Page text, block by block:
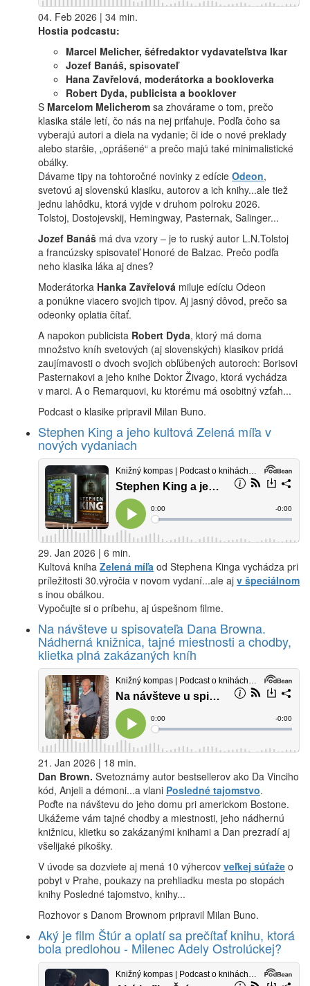
04. Feb 2026 | 34 min.
Hostia podcastu:
Marcel Melicher, šéfredaktor vydavateľstva Ikar
Jozef Banáš, spisovateľ
Hana Zavřelová, moderátorka a bookloverka
Robert Dyda, publicista a booklover
S Marcelom Melicherom sa zhovárame o tom, prečo
klasika stále letí, čo nás na nej priťahuje. Podľa čoho sa
vyberajú autori a diela na vydanie; či ide o nové preklady
alebo staršie, „oprášené“ a prečo majú také minimalistické
obálky.
Dávame tipy na tohtoročné novinky z edície Odeon,
svetovú aj slovenskú klasiku, autorov a ich knihy...ale tiež
jednu lahôdku, ktorá vyjde v druhom polroku 2026.
Tolstoj, Dostojevskij, Hemingway, Pasternak, Salinger...
Jozef Banáš má dva vzory – je to ruský autor L.N.Tolstoj
a francúzsky spisovateľ Honoré de Balzac. Prečo podľa
neho klasika láka aj dnes?
Moderátorka Hanka Zavřelová miluje edíciu Odeon
a ponúkne viacero svojich tipov. Aj jasný dôvod, prečo sa
odeonky oplatia čítať.
A napokon publicista Robert Dyda, ktorý má doma
množstvo kníh svetových (aj slovenských) klasikov pridá
zaujímavosti o dvoch svojich obľúbených autoroch: Borisovi
Pasternakovi a jeho knihe Doktor Živago, ktorá vychádza
v marci. A o Remarquovi, ku ktorému má osobitný vzťah...
Podcast o klasike pripravil Milan Buno.
Stephen King a jeho kultová Zelená míľa v
nových vydaniach
29. Jan 2026 | 6 min.
Kultová kniha Zelená míľa od Stephena Kinga vychádza pri
príležitosti 30.výročia v novom vydaní...ale aj v špeciálnom
s inou obálkou.
Vypočujte si o príbehu, aj úspešnom filme.
Na návšteve u spisovateľa Dana Browna.
Nádherná knižnica, tajné miestnosti a chodby,
klietka plná zakázaných kníh
21. Jan 2026 | 18 min.
Dan Brown. Svetoznámy autor bestsellerov ako Da Vinciho
kód, Anjeli a démoni...a vlani Posledné tajomstvo.
Poďte na návštevu do jeho domu pri americkom Bostone.
Ukážeme vám tajné chodby a miestnosti, jeho nádhernú
knižnicu, klietku so zakázanými knihami a Dan prezradí aj
všelijaké pikošky.
V úvode sa dozviete aj mená 10 výhercov veľkej súťaže o
pobyt v Prahe, poukazy na prehliadku mesta po stopách
knihy Posledné tajomstvo, knihy...
Rozhovor s Danom Brownom pripravil Milan Buno.
Aký je film Štúr a oplatí sa prečítať knihu, ktorá
bola predlohou - Milenec Adely Ostrolúckej?